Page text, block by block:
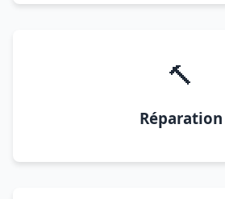
🔨
Réparation